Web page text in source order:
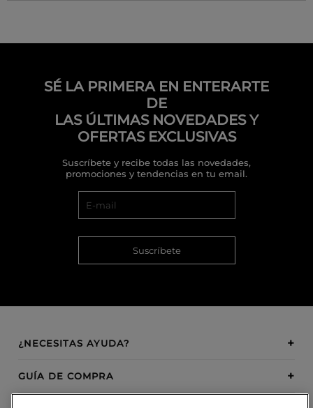
SÉ LA PRIMERA EN ENTERARTE
DE
LAS ÚLTIMAS NOVEDADES Y
OFERTAS EXCLUSIVAS
Suscríbete y recibe todas las novedades,
promociones y tendencias en tu email.
Suscríbete
¿NECESITAS AYUDA?
GUÍA DE COMPRA